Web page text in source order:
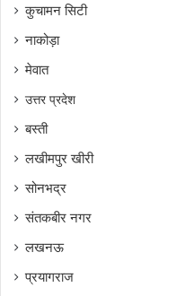
कुचामन सिटी
नाकोड़ा
मेवात
उत्तर प्रदेश
बस्ती
लखीमपुर खीरी
सोनभद्र
संतकबीर नगर
लखनऊ
प्रयागराज